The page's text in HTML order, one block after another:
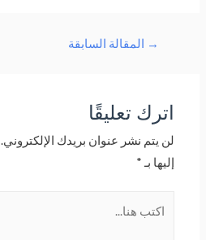
→ المقالة السابقة
اترك تعليقًا
لن يتم نشر عنوان بريدك الإلكتروني.
إليها بـ *